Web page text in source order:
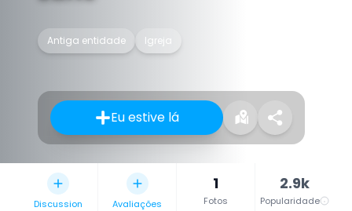
Antiga entidade Igreja
Eu estive lá
Discussion Avaliações
1
Fotos
2.9k
Popularidade